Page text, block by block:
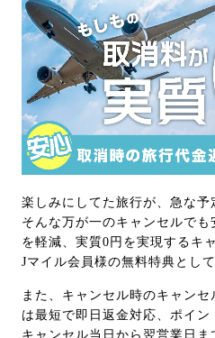
楽しみにしてた旅行が、急な
そんな万が一のキャンセルで
を軽減、実質0円を実現するキ
Jマイル会員様の無料特典とし
また、キャンセル時のキャン
は最短で即日返金対応、ポイン
キャンセル当日から翌営業日ま